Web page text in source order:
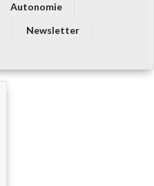
Autonomie
Newsletter